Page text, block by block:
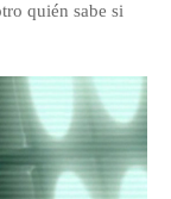
quién sabe si